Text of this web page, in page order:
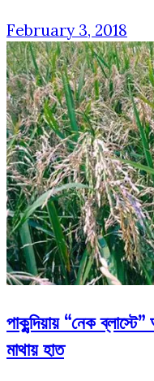
February 3, 2018
পাকুন্দিয়ায় “নেক
মাথায় হাত